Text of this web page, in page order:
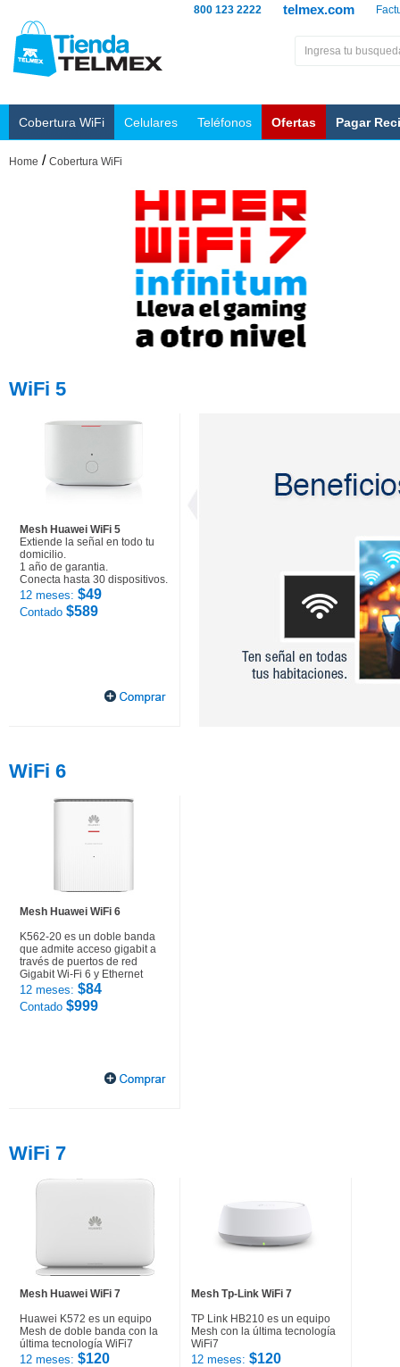
telmex.com
800 123 2222
Cobertura WiFi Celulares Teléfonos Ofertas Pagar
Home / Cobertura WiFi
WiFi 5
Mesh Huawei WiFi 5
Extiende la señal en todo tu
domicilio.
1 año de garantia.
Conecta hasta 30 dispositivos.
12 meses: $49
Contado $589
WiFi 6
Mesh Huawei WiFi 6
K562-20 es un doble banda
que admite acceso gigabit a
través de puertos de red
Gigabit Wi-Fi 6 y Ethernet
12 meses: $84
Contado $999
WiFi 7
Mesh Huawei WiFi 7
Huawei K572 es un equipo
Mesh de doble banda con la
última tecnología WiFi7
12 meses: $120
Mesh Tp-Link WiFi 7
TP Link HB210 es un equipo
Mesh con la última tecnología
WiFi7
12 meses: $120